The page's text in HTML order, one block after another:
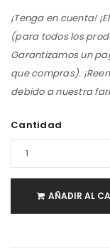
¡Tenga en cuenta!
(para todos los
Garantizamos un
que compras).
debido a nuestra
Cantidad
AÑADIR AL